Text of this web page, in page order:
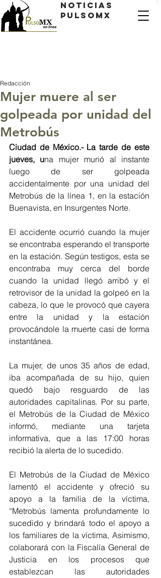
Noticias
PulsoMX
Mujer muere al ser
golpeada por unidad del
Metrobús
Redacción
Ciudad de México.- La tarde de este
jueves, una mujer murió al instante
luego de ser golpeada
accidentalmente por una unidad del
Metrobús de la línea 1, en la estación
Buenavista, en Insurgentes Norte.
El accidente ocurrió cuando la mujer
se encontraba esperando el transporte
en la estación. Según testigos, esta se
encontraba muy cerca del borde
cuando la unidad llegó arribó y el
retrovisor de la unidad la golpeó en la
cabeza, lo que le provocó que cayera
entre la unidad y la estación
provocándole la muerte casi de forma
instantánea.
La mujer, de unos 35 años de edad,
iba acompañada de su hijo, quien
quedó bajo resguardo de las
autoridades capitalinas. Por su parte,
el Metrobús de la Ciudad de México
informó, mediante una tarjeta
informativa, que a las 17:00 horas
recibió la alerta de lo sucedido.
El Metrobús de la Ciudad de México
lamentó el accidente y ofreció su
apoyo a la familia de la víctima,
“Metrobús lamenta profundamente lo
sucedido y brindará todo el apoyo a
los familiares de la víctima, Asimismo,
colaborará con la Fiscalía General de
Justicia en los procesos que
establezcan las autoridades